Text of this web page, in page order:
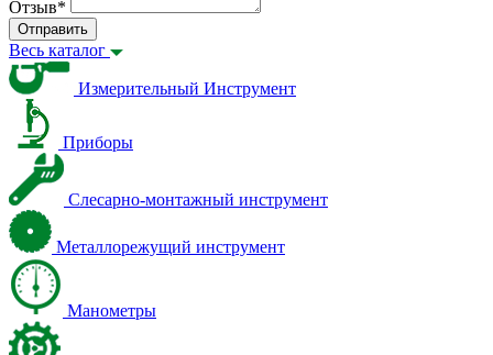
Отзыв*
Отправить
Весь каталог
Измерительный Инструмент
Приборы
Слесарно-монтажный инструмент
Металлорежущий инструмент
Манометры